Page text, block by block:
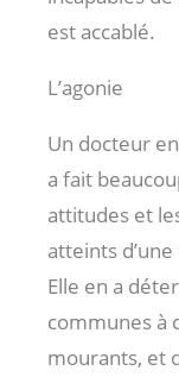
est accablé.
L’agonie
Un docteur
a fait
attitudes et
atteints
Elle en a
communes à
mourants, et